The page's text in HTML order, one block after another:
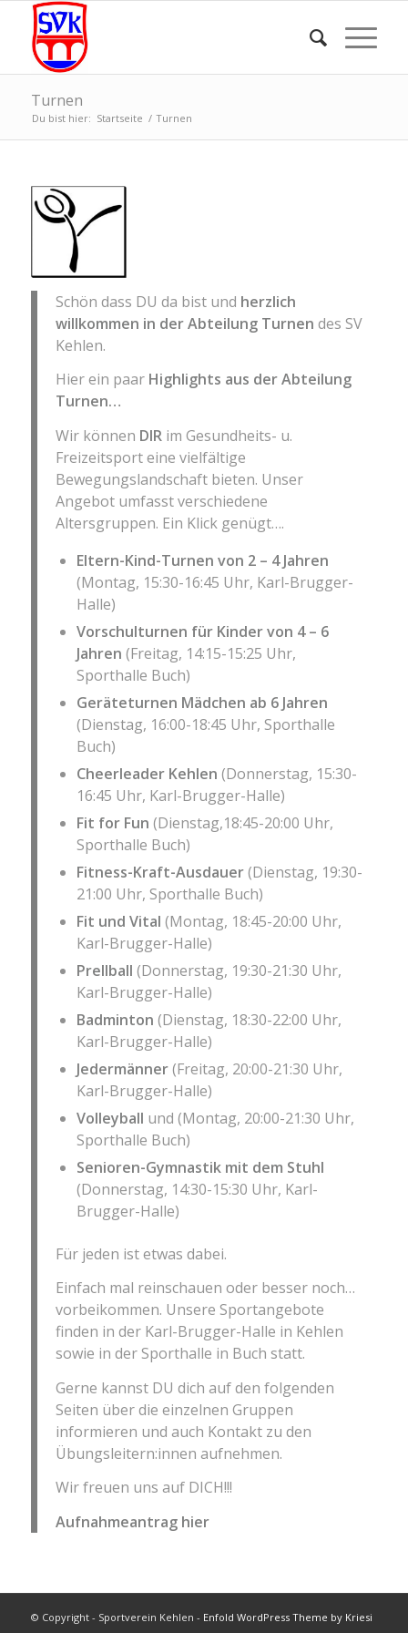
Turnen
Du bist hier: Startseite / Turnen
Schön dass DU da bist und herzlich
willkommen in der Abteilung Turnen des SV
Kehlen.
Hier ein paar Highlights aus der Abteilung
Turnen…
Wir können DIRim Gesundheits- u.
Freizeitsport eine vielfältige
Bewegungslandschaft bieten. Unser
Angebot umfasst verschiedene
Altersgruppen. Ein Klick genügt….
Eltern-Kind-Turnen von 2 – 4 Jahren
(Montag, 15:30-16:45 Uhr, Karl-Brugger-
Halle)
Vorschulturnen für Kinder von 4 – 6
Jahren (Freitag, 14:15-15:25 Uhr,
Sporthalle Buch)
Geräteturnen Mädchen ab 6 Jahren
(Dienstag, 16:00-18:45 Uhr, Sporthalle
Buch)
Cheerleader Kehlen (Donnerstag, 15:30-
16:45 Uhr, Karl-Brugger-Halle)
Fit for Fun (Dienstag,18:45-20:00 Uhr,
Sporthalle Buch)
Fitness-Kraft-Ausdauer(Dienstag, 19:30-
21:00 Uhr, Sporthalle Buch)
Fit und Vital (Montag, 18:45-20:00 Uhr,
Karl-Brugger-Halle)
Prellball (Donnerstag, 19:30-21:30 Uhr,
Karl-Brugger-Halle)
Badminton (Dienstag, 18:30-22:00 Uhr,
Karl-Brugger-Halle)
Jedermänner(Freitag, 20:00-21:30 Uhr,
Karl-Brugger-Halle)
Volleyball und (Montag, 20:00-21:30 Uhr,
Sporthalle Buch)
Senioren-Gymnastik mit dem Stuhl
(Donnerstag, 14:30-15:30 Uhr, Karl-
Brugger-Halle)
Für jeden ist etwas dabei.
Einfach mal reinschauen oder besser noch…
vorbeikommen. Unsere Sportangebote
finden in der Karl-Brugger-Halle in Kehlen
sowie in der Sporthalle in Buch statt.
Gerne kannst DU dich auf den folgenden
Seiten über die einzelnen Gruppen
informieren und auch Kontakt zu den
Übungsleitern:innen aufnehmen.
Wir freuen uns auf DICH!!!
Aufnahmeantrag hier
© Copyright - Sportverein Kehlen - Enfold WordPress Theme by Kriesi